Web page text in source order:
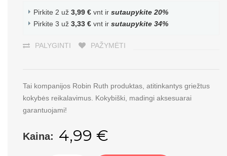
Pirkite 2 už 3,99 € vnt ir sutaupykite 20%
Pirkite 3 už 3,33 € vnt ir sutaupykite 34%
PALYGINTI PAŽYMĖTI
Tai kompanijos Robin Ruth produktas, atitinkantys griežtus
kokybės reikalavimus. Kokybiški, madingi aksesuarai
garantuojami!
Kaina: 4,99 €